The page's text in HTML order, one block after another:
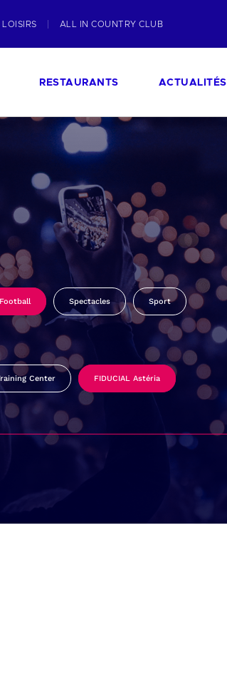
ALL IN COUNTRY CLUB
RESTAURANTS ACTUALITÉS
Football Spectacles Sport
Center FIDUCIAL Astéria